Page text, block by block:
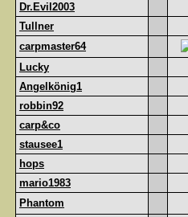
Dr.Evil2003
Tullner
carpmaster64
Lucky
Angelkönig1
robbin92
carp&co
stausee1
hops
mario1983
Phantom